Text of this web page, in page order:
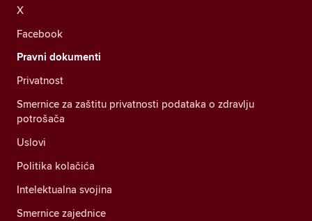
X
Facebook
Pravni dokumenti
Privatnost
Smernice za zaštitu privatnosti podataka o zdravlju
potrošača
Uslovi
Politika kolačića
Intelektualna svojina
Smernice zajednice